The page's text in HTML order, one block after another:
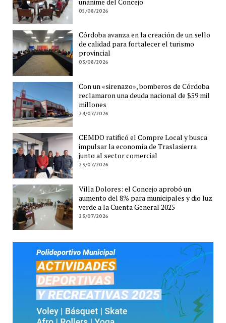
05/08/2026
Córdoba avanza en la creación de un sello
de calidad para fortalecer el turismo
provincial
03/08/2026
Con un «sirenazo», bomberos de Córdoba
reclamaron una deuda nacional de $59 mil
millones
24/07/2026
CEMDO ratificó el Compre Local y busca
impulsar la economía de Traslasierra
junto al sector comercial
23/07/2026
Villa Dolores: el Concejo aprobó un
aumento del 8% para municipales y dio luz
verde a la Cuenta General 2025
23/07/2026